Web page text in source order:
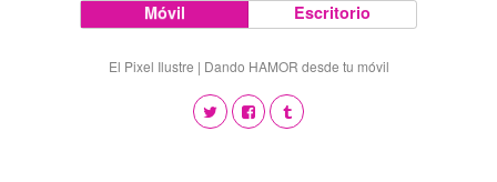
Móvil Escritorio
El Pixel Ilustre | Dando HAMOR desde tu móvil